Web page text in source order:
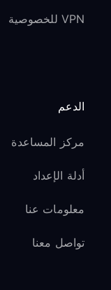
VPN للخصوصية
الدعم
مركز المساعدة
أدلة الإعداد
معلومات عنا
تواصل معنا